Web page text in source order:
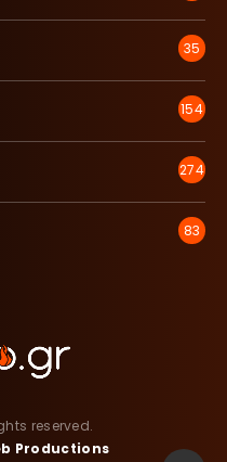
35
154
274
83
reserved.
Productions